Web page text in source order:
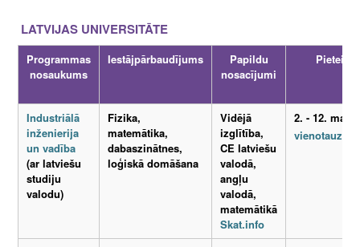
LATVIJAS UNIVERSITĀTE
Programmas
nosaukums
Iestājpārbaudījums
Papildu
nosacījumi
Industriālā
inženierija
un vadība
(ar latviešu
studiju
valodu)
Fizika,
matemātika,
dabaszinātnes,
loģiskā domāšana
Vidējā
izglītība,
CE latviešu
valodā,
angļu
valodā,
matemātikā
Skat.info
2. - 12. marts